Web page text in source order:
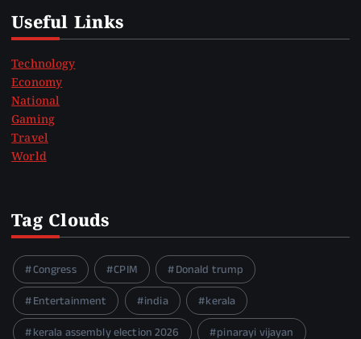
Useful Links
Technology
Economy
National
Gaming
Travel
World
Tag Clouds
Congress CPIM
Donald trump
Entertainment
india
kerala
kerala assembly election 2026
pinarayi vijayan